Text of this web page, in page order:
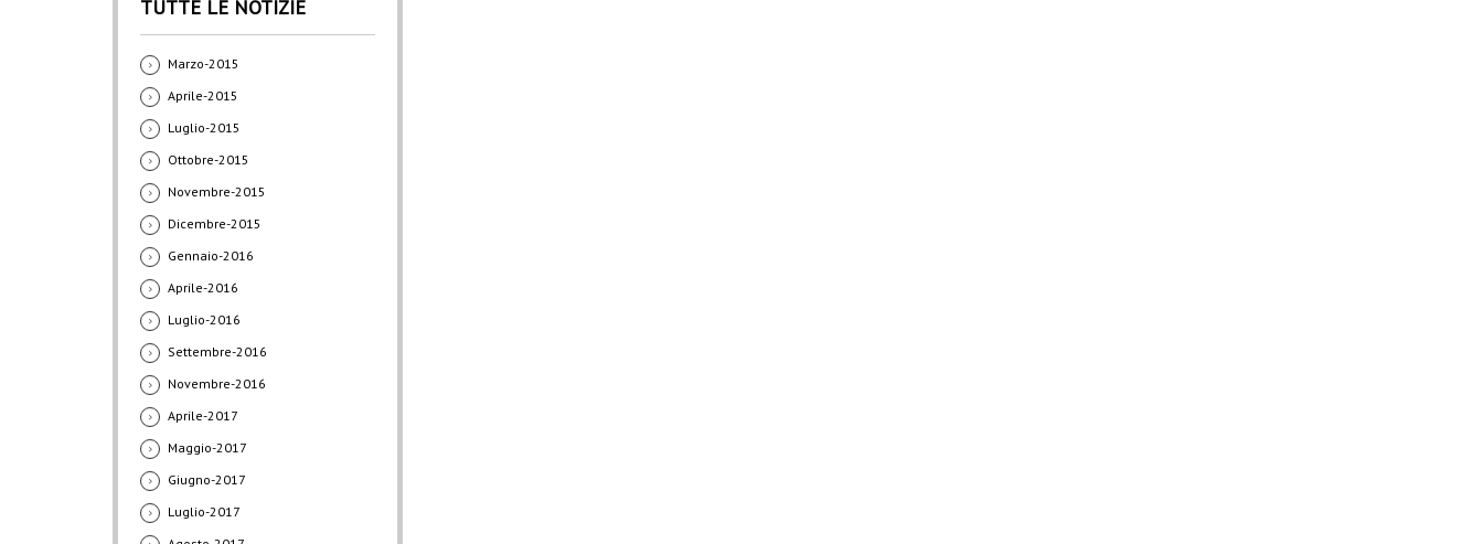
TUTTE LE NOTIZIE
Marzo-2015
Aprile-2015
Luglio-2015
Ottobre-2015
Novembre-2015
Dicembre-2015
Gennaio-2016
Aprile-2016
Luglio-2016
Settembre-2016
Novembre-2016
Aprile-2017
Maggio-2017
Giugno-2017
Luglio-2017